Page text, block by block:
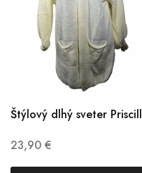
Štýlový dlhý sveter Priscill
23,90 €